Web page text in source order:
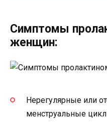
Симптомы
женщин:
Нерегулярные или
менструальные